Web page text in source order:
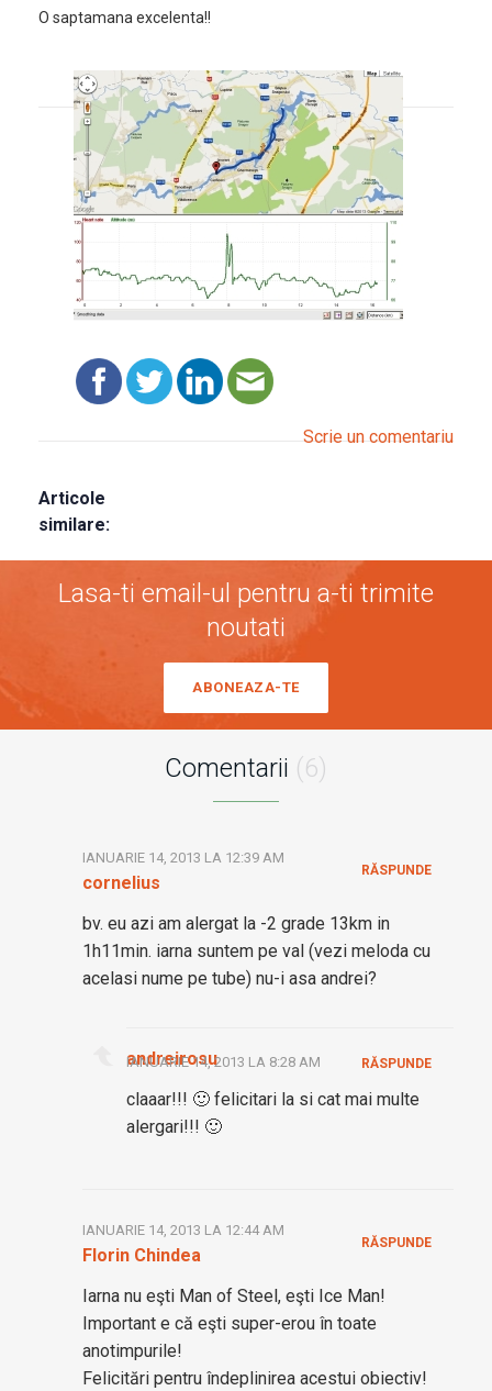
O saptamana excelenta!!
Scrie un comentariu
Articole
similare:
Lasa-ti email-ul pentru a-ti trimite
noutati
ABONEAZA-TE
Comentarii (6)
cornelius
IANUARIE 14, 2013 LA 12:39 AM
bv. eu azi am alergat la -2 grade 13km in
1h11min. iarna suntem pe val (vezi meloda cu
acelasi nume pe tube) nu-i asa andrei?
RĂSPUNDE
andreirosu
IANUARIE 14, 2013 LA 8:28 AM
claaar!!! 🙂 felicitari la si cat mai multe
alergari!!! 🙂
RĂSPUNDE
Florin Chindea
IANUARIE 14, 2013 LA 12:44 AM
Iarna nu eşti Man of Steel, eşti Ice Man!
Important e că eşti super-erou în toate
anotimpurile!
Felicitări pentru îndeplinirea acestui obiectiv!
RĂSPUNDE